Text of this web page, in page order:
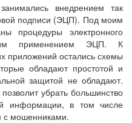
внедрением так
подписи (ЭЦП). Под моим
процедуры электронного
применением ЭЦП. К
приложений остались схемы
обладают простотой и
защитой не обладают.
убрать большинство
информации, в том числе
с мошенниками.